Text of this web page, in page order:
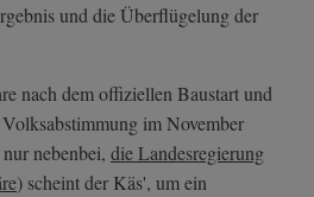
und die Überflügelung der
nach dem offiziellen Baustart und
im November
nebenbei, die Landesregierung
) scheint der Käs', um ein